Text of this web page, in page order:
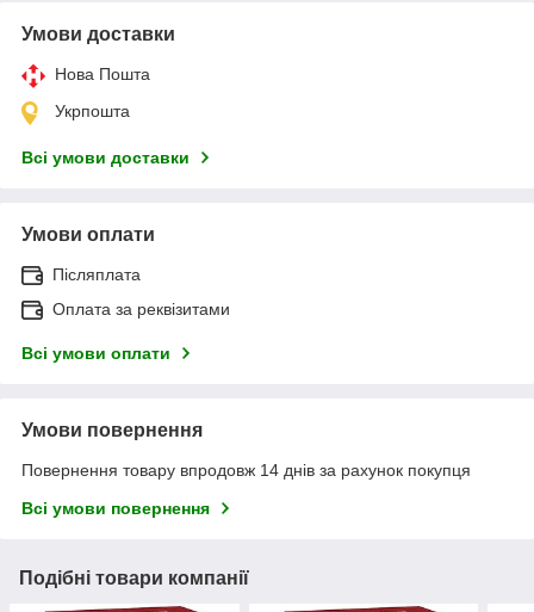
Умови доставки
Нова Пошта
Укрпошта
Всі умови доставки
Умови оплати
Післяплата
Оплата за реквізитами
Всі умови оплати
Умови повернення
Повернення товару впродовж 14 днів за рахунок покупця
Всі умови повернення
Подібні товари компанії